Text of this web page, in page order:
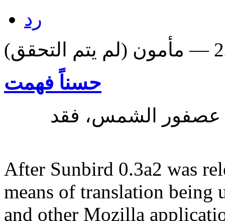
رد
حسناً فهمت
عصفور الشمس، فقد
After Sunbird 0.3a2 was
means of translation being
and other Mozilla